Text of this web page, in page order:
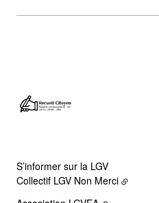
S’informer sur la LGV
Collectif LGV Non Merci